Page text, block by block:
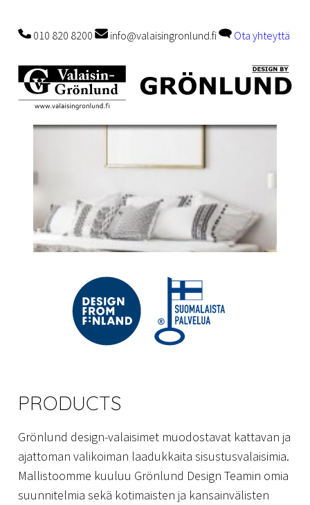
010 820 8200 info@valaisingronlund.fi Ota yhteyttä
PRODUCTS
Grönlund design-valaisimet muodostavat kattavan ja
ajattoman valikoiman laadukkaita sisustusvalaisimia.
Mallistoomme kuuluu Grönlund Design Teamin omia
suunnitelmia sekä kotimaisten ja kansainvälisten